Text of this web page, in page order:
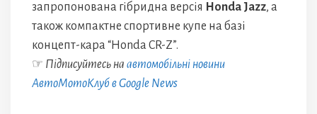
запропонована гібридна версія Honda Jazz, а
також компактне спортивне купе на базі
концепт-кара “Honda CR-Z”.
☞ Підписуйтесь на автомобільні новини
АвтоМотоКлуб в Google News